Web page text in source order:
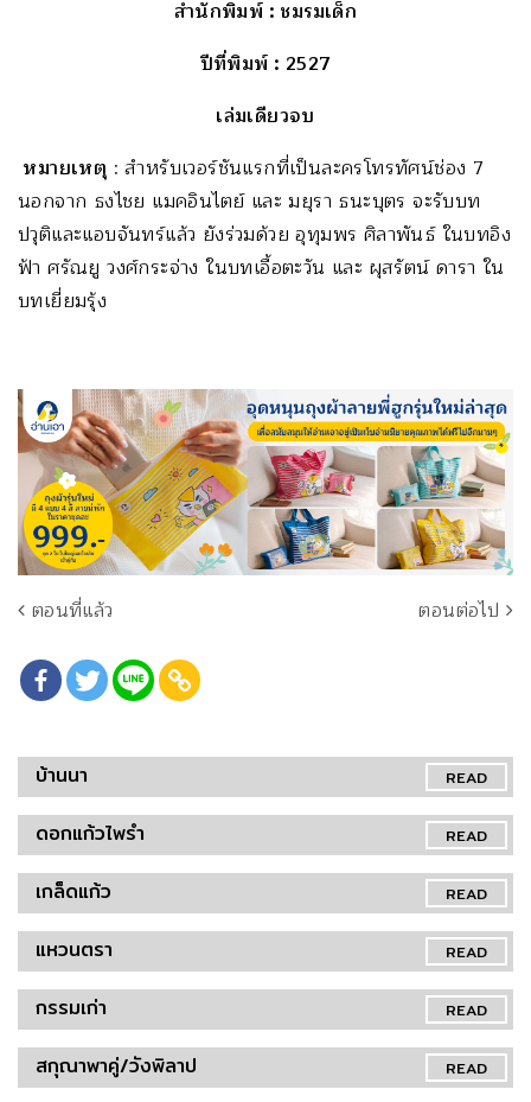
สำนักพิมพ์ : ชมรมเด็ก
ปีที่พิมพ์ : 2527
เล่มเดียวจบ
หมายเหตุ : สำหรับเวอร์ชันแรกที่เป็นละครโทรทัศน์ช่อง 7
นอกจาก ธงไชย แมคอินไตย์ และ มยุรา ธนะบุตร จะรับบท
ปวุติและแอบจันทร์แล้ว ยังร่วมด้วย อุทุมพร ศิลาพันธ์ ในบทอิง
ฟ้า ศรัณยู วงศ์กระจ่าง ในบทเอื้อตะวัน และ ผุสรัตน์ ดารา ใน
บทเยี่ยมรุ้ง
ตอนที่แล้ว ตอนต่อไป
READ
บ้านนา
READ
ดอกแก้วไพรำ
READ
เกล็ดแก้ว
READ
แหวนตรา
READ
กรรมเก่า
READ
สกุณาพาคู่/วังพิลาป